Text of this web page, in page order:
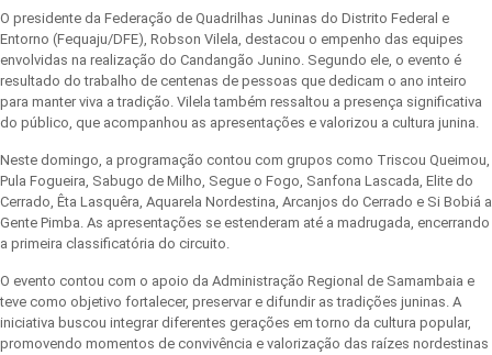
O presidente da Federação de Quadrilhas Juninas do Distrito Federal e
Entorno (Fequaju/DFE), Robson Vilela, destacou o empenho das equipes
envolvidas na realização do Candangão Junino. Segundo ele, o evento é
resultado do trabalho de centenas de pessoas que dedicam o ano inteiro
para manter viva a tradição. Vilela também ressaltou a presença significativa
do público, que acompanhou as apresentações e valorizou a cultura junina.
Neste domingo, a programação contou com grupos como Triscou Queimou,
Pula Fogueira, Sabugo de Milho, Segue o Fogo, Sanfona Lascada, Elite do
Cerrado, Êta Lasquêra, Aquarela Nordestina, Arcanjos do Cerrado e Si Bobiá a
Gente Pimba. As apresentações se estenderam até a madrugada, encerrando
a primeira classificatória do circuito.
O evento contou com o apoio da Administração Regional de Samambaia e
teve como objetivo fortalecer, preservar e difundir as tradições juninas. A
iniciativa buscou integrar diferentes gerações em torno da cultura popular,
promovendo momentos de convivência e valorização das raízes nordestinas